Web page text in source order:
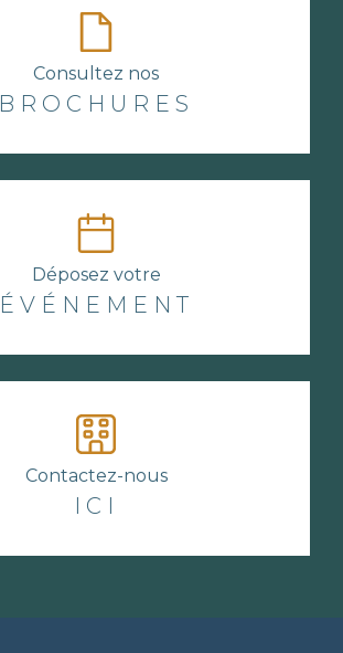
Consultez nos
BROCHURES
Déposez votre
ÉVÉNEMENT
Contactez-nous
ICI